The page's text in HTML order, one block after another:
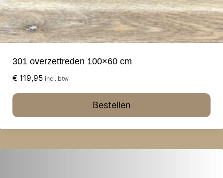
301 overzettreden 100×60 cm
€ 119,95 incl. btw
Bestellen